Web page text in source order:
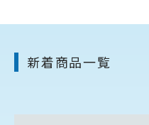
新着商品一覧